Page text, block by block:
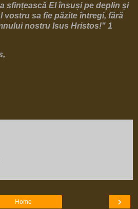
sfințească Elînsuși pe deplin și
sa fie păzite întregi, fără
nostru Isus Hristos!" 1
›
Home